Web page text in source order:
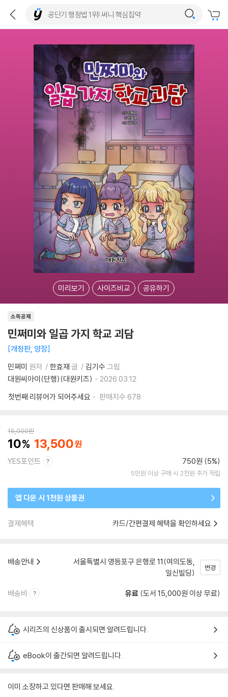
미리보기 사이즈비교 공유하기
소득공제
민쩌미와 일곱 가지 학교 괴담
개정판, 양장
민쩌미 원저 한효재 글 김기수 그림
대원씨아이(단행)(대원키즈)
2026.03.12.
첫번째 리뷰어가 되어주세요
판매지수 678
15,000원
10 13,500
YES포인트 750원 (5%)
5만원 이상 구매 시 2천원 추가 적립
앱 다운 시 1천원 상품권
결제혜택 카드/간편결제 혜택을 확인하세요
배송안내
서울특별시 영등포구 은행로 11(여의도동,
일신빌딩)
변경
배송비 유료 (도서 15,000원 이상 무료)
시리즈의 신상품이 출시되면 알려드립니다.
eBook이 출간되면 알려드립니다.
이미 소장하고 있다면 판매해 보세요.